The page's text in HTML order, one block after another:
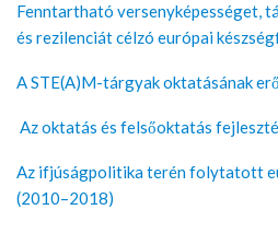
Fenntartható versenyképességet,
és rezilenciát célzó európai
A STE(A)M-tárgyak oktatásának
Az oktatás és felsőoktatás
Az ifjúságpolitika terén folytatott
(2010–2018)